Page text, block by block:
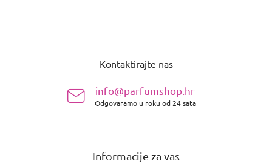
Kontaktirajte nas
info@parfumshop.hr
Odgovaramo u roku od 24 sata
Informacije za vas